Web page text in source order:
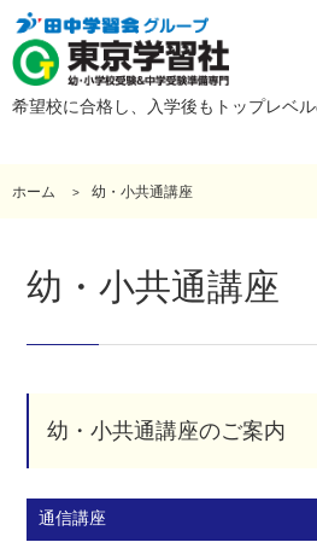
希望校に合格し、入学後もトップレベ
ホーム 幼・小共通講座
幼・小共通講座
幼・小共通講座のご案内
通信講座